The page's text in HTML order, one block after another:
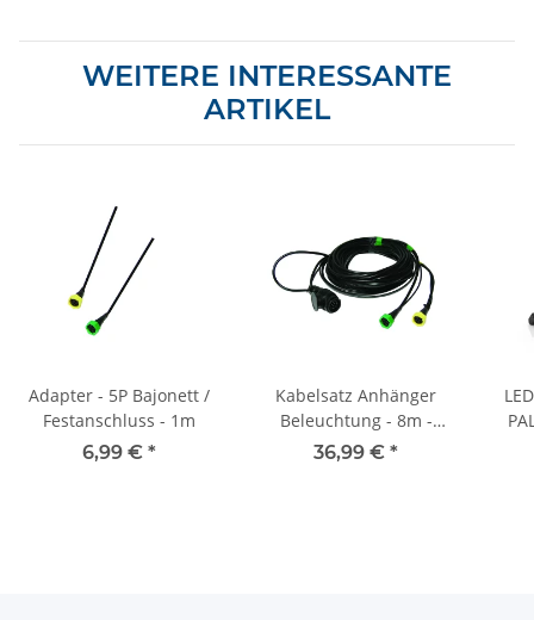
WEITERE INTERESSANTE
ARTIKEL
Adapter - 5P Bajonett /
Festanschluss - 1m
6,99 € *
Kabelsatz Anhänger
Beleuchtung - 8m -
13Pol - 5P Bajonett -
36,99 € *